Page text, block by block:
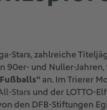
Stars, zahlreiche
90er- und Nuller-
an. Im Trierer
Stars und der LOTTO-
den DFB-Stiftungen